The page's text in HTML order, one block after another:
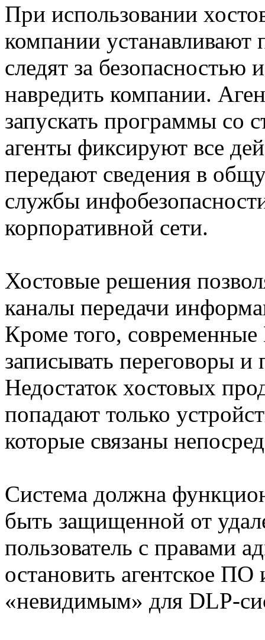
При использовании
компании
следят за
навредить компании.
запускать программы со
агенты фиксируют все
передают сведения в
службы
корпоративной сети.
Хостовые решения
каналы передачи
Кроме того,
записывать переговоры и
Недостаток хостовых
попадают только
которые связаны
Система должна
быть защищенной от
пользователь с правами
остановить агентское ПО
«невидимым» для DLP-